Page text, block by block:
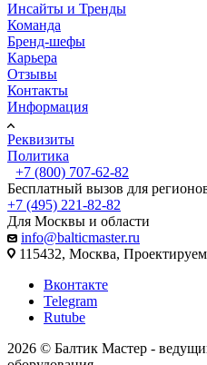
Инсайты и Тренды
Команда
Бренд-шефы
Карьера
Отзывы
Контакты
Информация
Реквизиты
Политика
+7 (800) 707-62-82
Бесплатный вызов для
+7 (495) 221-82-82
Для Москвы и области
info@balticmaster.ru
115432, Москва,
Вконтакте
Telegram
Rutube
2026 © Балтик Мастер -